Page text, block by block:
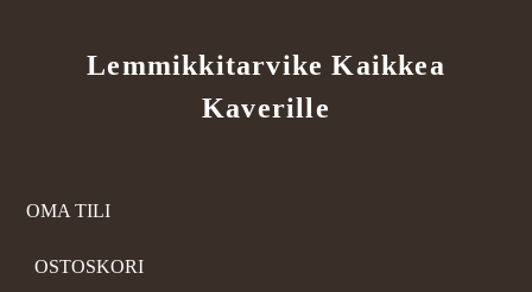
Lemmikkitarvike Kaikkea
Kaverille
OMA TILI
OSTOSKORI